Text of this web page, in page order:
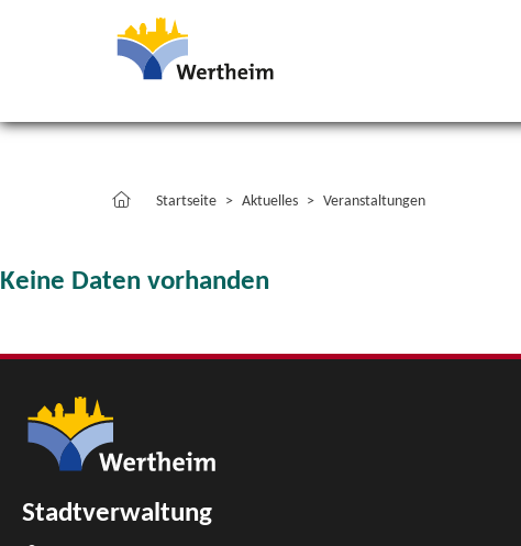
Startseite Aktuelles Veranstaltungen
Keine Daten vorhanden
Stadtverwaltung